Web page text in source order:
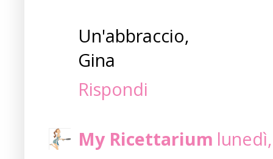
Un'abbraccio,
Gina
Rispondi
My Ricettarium